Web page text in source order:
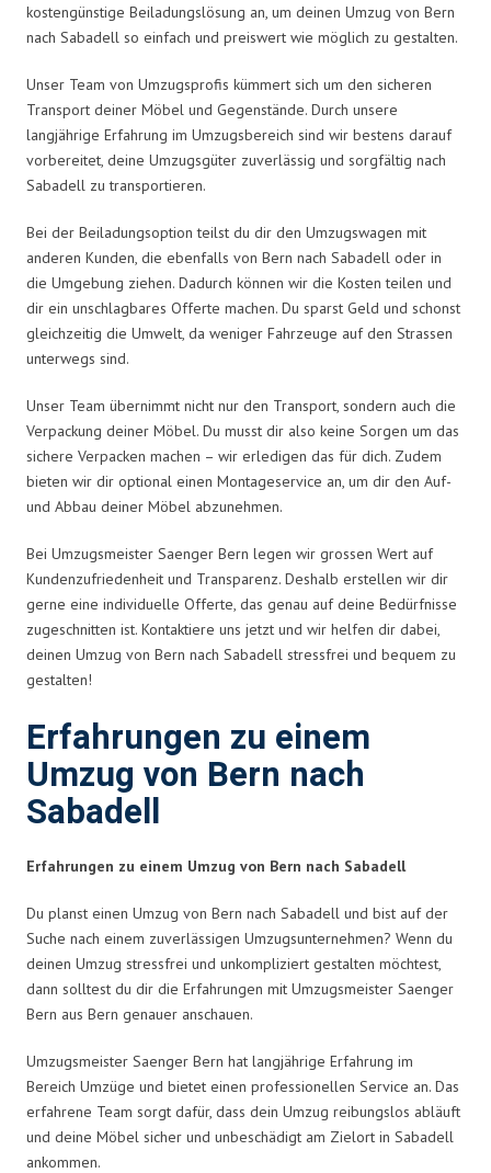
kostengünstige Beiladungslösung an, um deinen Umzug von Bern
nach Sabadell so einfach und preiswert wie möglich zu gestalten.
Unser Team von Umzugsprofis kümmert sich um den sicheren
Transport deiner Möbel und Gegenstände. Durch unsere
langjährige Erfahrung im Umzugsbereich sind wir bestens darauf
vorbereitet, deine Umzugsgüter zuverlässig und sorgfältig nach
Sabadell zu transportieren.
Bei der Beiladungsoption teilst du dir den Umzugswagen mit
anderen Kunden, die ebenfalls von Bern nach Sabadell oder in
die Umgebung ziehen. Dadurch können wir die Kosten teilen und
dir ein unschlagbares Offerte machen. Du sparst Geld und schonst
gleichzeitig die Umwelt, da weniger Fahrzeuge auf den Strassen
unterwegs sind.
Unser Team übernimmt nicht nur den Transport, sondern auch die
Verpackung deiner Möbel. Du musst dir also keine Sorgen um das
sichere Verpacken machen – wir erledigen das für dich. Zudem
bieten wir dir optional einen Montageservice an, um dir den Auf-
und Abbau deiner Möbel abzunehmen.
Bei Umzugsmeister Saenger Bern legen wir grossen Wert auf
Kundenzufriedenheit und Transparenz. Deshalb erstellen wir dir
gerne eine individuelle Offerte, das genau auf deine Bedürfnisse
zugeschnitten ist. Kontaktiere uns jetzt und wir helfen dir dabei,
deinen Umzug von Bern nach Sabadell stressfrei und bequem zu
gestalten!
Erfahrungen zu einem
Umzug von Bern nach
Sabadell
Erfahrungen zu einem Umzug von Bern nach Sabadell
Du planst einen Umzug von Bern nach Sabadell und bist auf der
Suche nach einem zuverlässigen Umzugsunternehmen? Wenn du
deinen Umzug stressfrei und unkompliziert gestalten möchtest,
dann solltest du dir die Erfahrungen mit Umzugsmeister Saenger
Bern aus Bern genauer anschauen.
Umzugsmeister Saenger Bern hat langjährige Erfahrung im
Bereich Umzüge und bietet einen professionellen Service an. Das
erfahrene Team sorgt dafür, dass dein Umzug reibungslos abläuft
und deine Möbel sicher und unbeschädigt am Zielort in Sabadell
ankommen.